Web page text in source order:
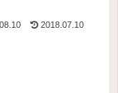
2018.07.10